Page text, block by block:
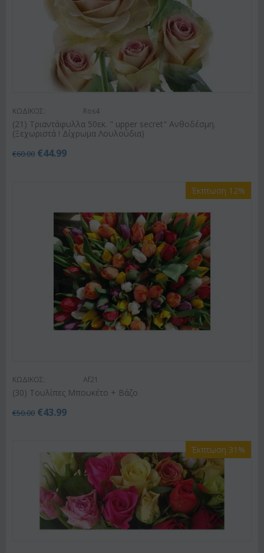
ΚΩΔΙΚΟΣ: Ros4
(21) Τριαντάφυλλα 50εκ. " upper secret" Ανθοδέσμη.
(Ξεχωριστά ! Δίχρωμα Λουλούδια)
€60.00 €44.99
Έκπτωση 12%
ΚΩΔΙΚΟΣ: Af21
(30) Τουλίπες Μπουκέτο + Βάζο
€50.00 €43.99
Έκπτωση 31%